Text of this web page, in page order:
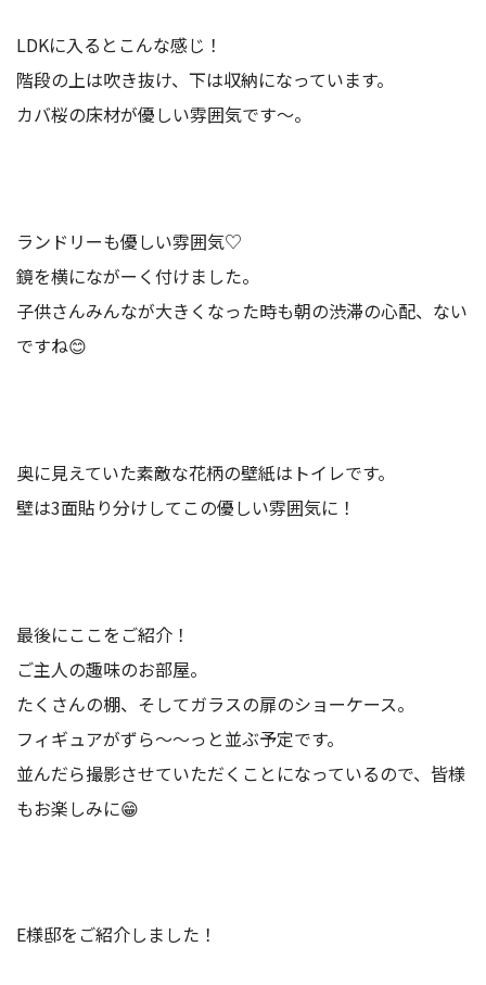
LDKに入るとこんな感じ！
階段の上は吹き抜け、下は収納になっています。
カバ桜の床材が優しい雰囲気です～。
ランドリーも優しい雰囲気♡
鏡を横にながーく付けました。
子供さんみんなが大きくなった時も朝の渋滞の心配、ない
ですね😊
奥に見えていた素敵な花柄の壁紙はトイレです。
壁は3面貼り分けしてこの優しい雰囲気に！
最後にここをご紹介！
ご主人の趣味のお部屋。
たくさんの棚、そしてガラスの扉のショーケース。
フィギュアがずら～～っと並ぶ予定です。
並んだら撮影させていただくことになっているので、皆様
もお楽しみに😁
E様邸をご紹介しました！